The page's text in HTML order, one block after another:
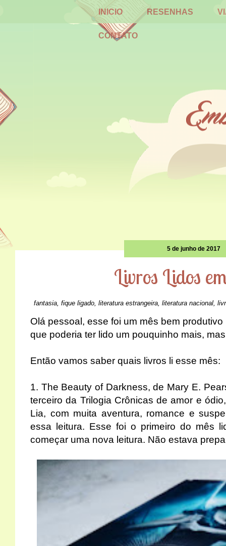
INICIO RESENHAS
CONTATO
5 de junho de 2017
Livros Lidos
fantasia, fique ligado, literatura estrangeira, literatura nacional,
Olá pessoal, esse foi um mês bem
que poderia ter lido um pouquinho mais,
Então vamos saber quais livros li esse mês:
1. The Beauty of Darkness, de Mary E.
terceiro da Trilogia Crônicas de amor e
Lia, com muita aventura, romance e
essa leitura. Esse foi o primeiro do mês
começar uma nova leitura. Não estava